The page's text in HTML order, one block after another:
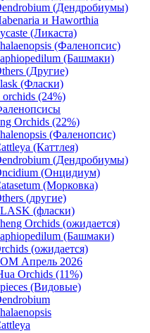
(Дендробиумы)
и Haworthia
(Ликаста)
(Фаленопсис)
(Башмаки)
(Другие)
(Фласки)
orchids (24%)
Orchids (22%)
(Фаленопсис)
(Каттлея)
(Дендробиумы)
(Онцидиум)
(Морковка)
(другие)
(фласки)
Orchids (ожидается)
(Башмаки)
(ожидается)
Апрель 2026
Orchids (11%)
(Видовые)